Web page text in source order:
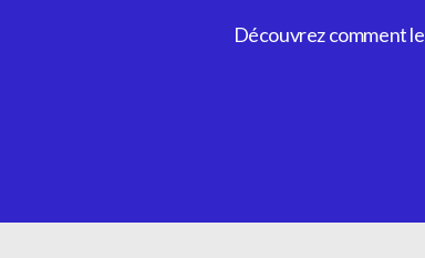
Découvrez comment